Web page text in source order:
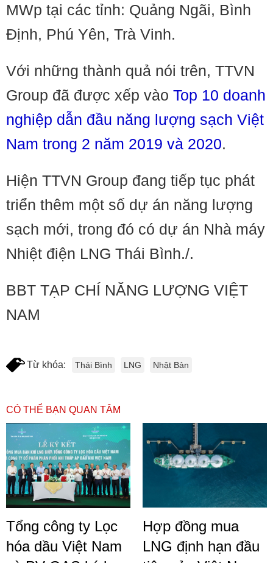
MWp tại các tỉnh: Quảng Ngãi, Bình
Định, Phú Yên, Trà Vinh.
Với những thành quả nói trên, TTVN
Group đã được xếp vào Top 10 doanh
nghiệp dẫn đầu năng lượng sạch Việt
Nam trong 2 năm 2019 và 2020.
Hiện TTVN Group đang tiếp tục phát
triển thêm một số dự án năng lượng
sạch mới, trong đó có dự án Nhà máy
Nhiệt điện LNG Thái Bình./.
BBT TẠP CHÍ NĂNG LƯỢNG VIỆT
NAM
Từ khóa: Thái Bình LNG Nhật Bản
CÓ THỂ BẠN QUAN TÂM
Tổng công ty Lọc
hóa dầu Việt Nam
Hợp đồng mua
LNG định hạn đầu